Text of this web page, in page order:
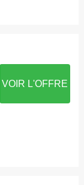
VOIR L'OFFRE